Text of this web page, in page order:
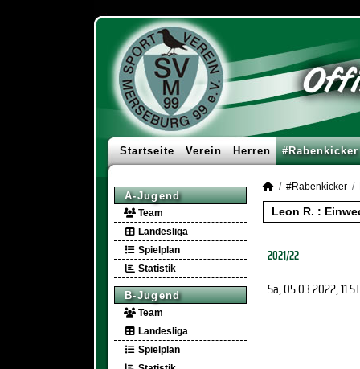
Startseite Verein Herren #Rabenkicker
A-Jugend
Team
Landesliga
Spielplan
Statistik
B-Jugend
Team
Landesliga
Spielplan
#Rabenkicker
Leon R. :
2021/22
Sa, 05.03.2022, 11.ST